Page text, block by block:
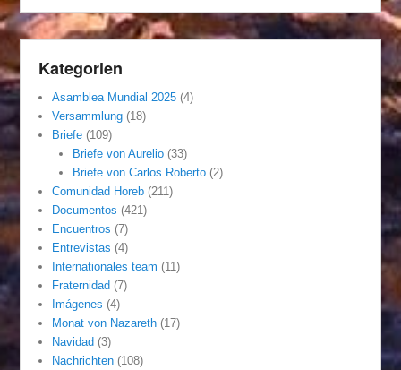
Kategorien
Asamblea Mundial 2025 (4)
Versammlung (18)
Briefe (109)
Briefe von Aurelio(33)
Briefe von Carlos Roberto(2)
Comunidad Horeb (211)
Documentos (421)
Encuentros (7)
Entrevistas (4)
Internationales team (11)
Fraternidad (7)
Imágenes (4)
Monat von Nazareth (17)
Navidad (3)
Nachrichten (108)